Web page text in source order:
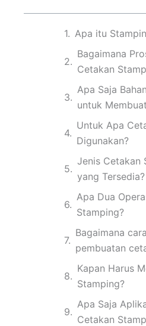
Apa itu
Bagaimana
Cetakan
Apa Saja
untuk
Untuk Apa
Digunakan?
Jenis Cetakan
yang Tersedia?
Apa Dua
Stamping?
Bagaimana
pembuatan
Kapan Harus
Stamping?
Apa Saja
Cetakan